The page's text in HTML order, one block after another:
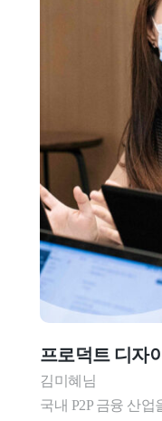
프로덕트 디자
김미혜님
국내 P2P 금융 산